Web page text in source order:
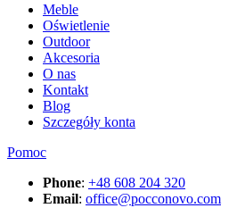
Meble
Oświetlenie
Outdoor
Akcesoria
O nas
Kontakt
Blog
Szczegóły konta
Pomoc
Phone: +48 608 204 320
Email: office@pocconovo.com